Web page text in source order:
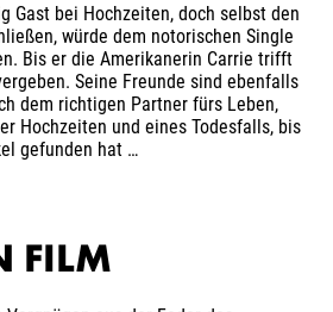
Gast bei Hochzeiten, doch selbst den
würde dem notorischen Single
Bis er die Amerikanerin Carrie trifft
Seine Freunde sind ebenfalls
dem richtigen Partner fürs Leben,
Hochzeiten und eines Todesfalls, bis
gefunden hat …
FILM